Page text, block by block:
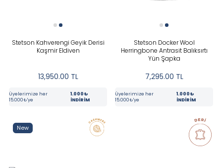
Stetson Kahverengi Geyik Derisi
Kaşmir Eldiven
13,950.00 TL
Üyelerimize her
15.000₺'ye
1.000₺
İNDİRİM
Stetson Docker Wool
Herringbone Antrasit Balıksırtı
Yün Şapka
7,295.00 TL
Üyelerimize her
15.000₺'ye
1.000₺
İNDİRİM
New